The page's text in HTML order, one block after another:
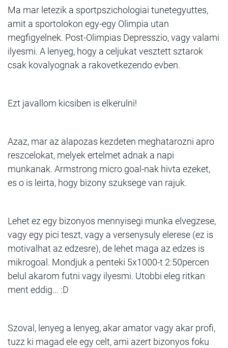
Ma mar letezik a sportpszichologiai tunetegyuttes,
amit a sportolokon egy-egy Olimpia utan
megfigyelnek. Post-Olimpias Depresszio, vagy valami
ilyesmi. A lenyeg, hogy a celjukat vesztett sztarok
csak kovalyognak a rakovetkezendo evben.
Ezt javallom kicsiben is elkerulni!
Azaz, mar az alapozas kezdeten meghatarozni apro
reszcelokat, melyek ertelmet adnak a napi
munkanak. Armstrong micro goal-nak hivta ezeket,
es o is leirta, hogy bizony szuksege van rajuk.
Lehet ez egy bizonyos mennyisegi munka elvegzese,
vagy egy pici teszt, vagy a versenysuly elerese (ez is
motivalhat az edzesre), de lehet maga az edzes is
mikrogoal. Mondjuk a penteki 5x1000-t 2:50percen
belul akarom futni vagy ilyesmi. Utobbi eleg ritkan
ment eddig... :D
Szoval, lenyeg a lenyeg, akar amator vagy akar profi,
tuzz ki magad ele egy celt, ami azert bizonyos foku